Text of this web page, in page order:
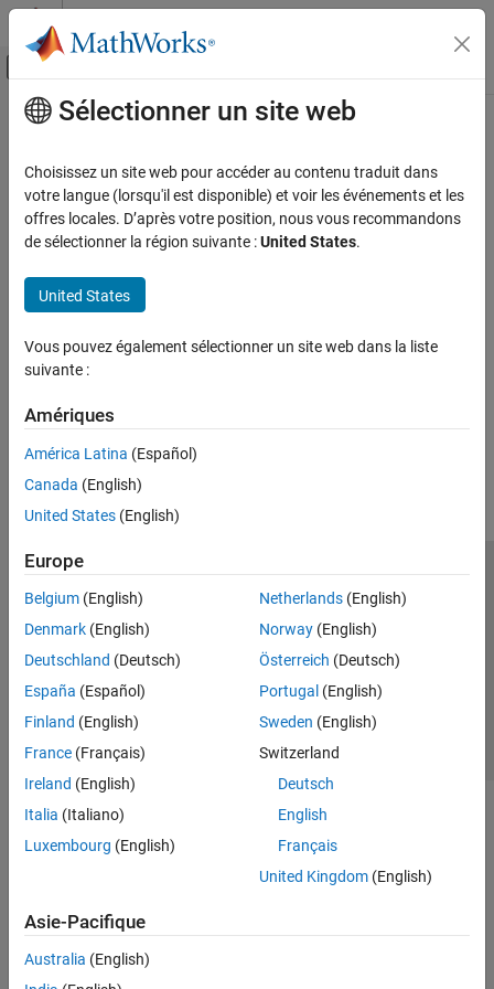
Passer au contenu
Activer/désactiver l'affichage du menu
Accueil de la documentation
Contenu principal
How useful was this information?
Sélectionner un site web
Choisissez un site web pour accéder au contenu traduit dans
votre langue (lorsqu'il est disponible) et voir les événements et les
offres locales. D’après votre position, nous vous recommandons
de sélectionner la région suivante :United States.
United States
Vous pouvez également sélectionner un site web dans la liste
suivante :
Amériques
América Latina (Español)
Canada (English)
United States (English)
Europe
Belgium (English)
Denmark (English)
Deutschland (Deutsch)
España (Español)
Finland (English)
France (Français)
Ireland (English)
Italia (Italiano)
Luxembourg (English)
Netherlands(English)
Norway(English)
Österreich (Deutsch)
Portugal (English)
Sweden (English)
Switzerland
Deutsch
English
Français
United Kingdom(English)
Asie-Pacifique
Australia (English)
Lutte anti-piratage
Contacts locaux
© 1994-2026 The MathWorks, Inc.